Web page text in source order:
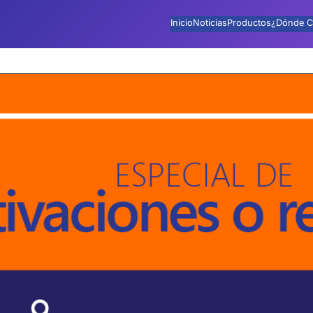
InicioNoticiasProductos¿Dónde